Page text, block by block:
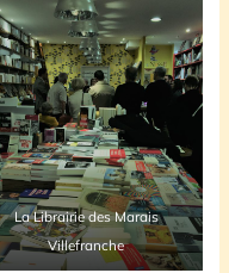
La Librairie des Marais
Villefranche